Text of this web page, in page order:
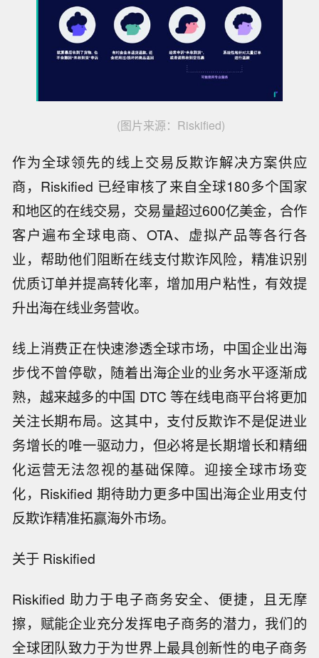
(图片来源：Riskified)
作为全球领先的线上交易反欺诈解决方案供应
商，Riskified 已经审核了来自全球180多个国家
和地区的在线交易，交易量超过600亿美金，合作
客户遍布全球电商、OTA、虚拟产品等各行各
业，帮助他们阻断在线支付欺诈风险，精准识别
优质订单并提高转化率，增加用户粘性，有效提
升出海在线业务营收。
线上消费正在快速渗透全球市场，中国企业出海
步伐不曾停歇，随着出海企业的业务水平逐渐成
熟，越来越多的中国 DTC 等在线电商平台将更加
关注长期布局。这其中，支付反欺诈不是促进业
务增长的唯一驱动力，但必将是长期增长和精细
化运营无法忽视的基础保障。迎接全球市场变
化，Riskified 期待助力更多中国出海企业用支付
反欺诈精准拓赢海外市场。
关于 Riskified
Riskified 助力于电子商务安全、便捷，且无摩
擦，赋能企业充分发挥电子商务的潜力，我们的
全球团队致力于为世界上最具创新性的电子商务